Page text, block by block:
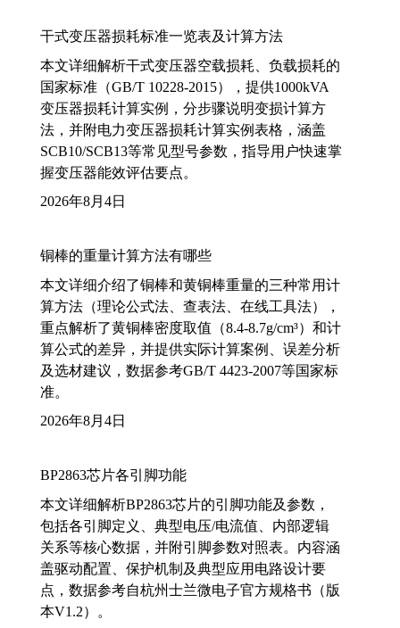
干式变压器损耗标准一览表及计算方法
本文详细解析干式变压器空载损耗、负载损耗的
国家标准（GB/T 10228-2015），提供1000kVA
变压器损耗计算实例，分步骤说明变损计算方
法，并附电力变压器损耗计算实例表格，涵盖
SCB10/SCB13等常见型号参数，指导用户快速掌
握变压器能效评估要点。
2026年8月4日
铜棒的重量计算方法有哪些
本文详细介绍了铜棒和黄铜棒重量的三种常用计
算方法（理论公式法、查表法、在线工具法），
重点解析了黄铜棒密度取值（8.4-8.7g/cm³）和计
算公式的差异，并提供实际计算案例、误差分析
及选材建议，数据参考GB/T 4423-2007等国家标
准。
2026年8月4日
BP2863芯片各引脚功能
本文详细解析BP2863芯片的引脚功能及参数，
包括各引脚定义、典型电压/电流值、内部逻辑
关系等核心数据，并附引脚参数对照表。内容涵
盖驱动配置、保护机制及典型应用电路设计要
点，数据参考自杭州士兰微电子官方规格书（版
本V1.2）。